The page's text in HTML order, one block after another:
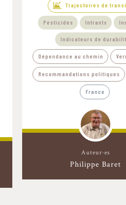
Trajectoires de
Pesticides Intrants
Indicateurs de
Dépendance au chemin
Recommandations politiques
France
Auteur·es
Philippe Baret